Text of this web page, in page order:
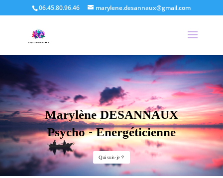
06.45.80.96.46 marylene.desannaux@gmail.com
Marylène DESANNAUX
Psycho - Energéticienne
Qui suis-je ?